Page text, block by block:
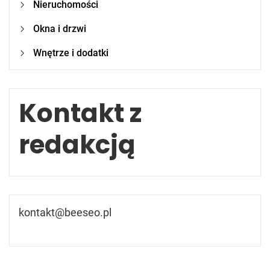
Nieruchomości
Okna i drzwi
Wnętrze i dodatki
Kontakt z
redakcją
kontakt@beeseo.pl